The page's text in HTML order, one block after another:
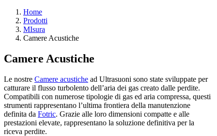
Home
Prodotti
MIsura
Camere Acustiche
Camere Acustiche
Le nostre Camere acustiche ad Ultrasuoni sono state sviluppate per
catturare il flusso turbolento dell’aria dei gas creato dalle perdite.
Compatibili con numerose tipologie di gas ed aria compressa, questi
strumenti rappresentano l’ultima frontiera della manutenzione
definita da Fotric. Grazie alle loro dimensioni compatte e alle
prestazioni elevate, rappresentano la soluzione definitiva per la
riceva perdite.